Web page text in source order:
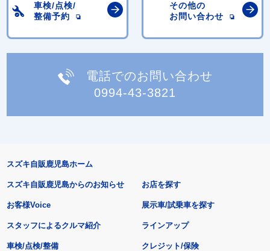
車検/点検/
整備予約
その他の
お問い合わせ
電話でのお問い合わせ
0994-43-3821
スズキ自販鹿児島ホーム
スズキ自販鹿児島からのお知らせ
お客様Voice
スタッフによるクルマ紹介
お店を探す
展示車/試乗車を探す
ラインアップ
車検/点検/整備 クレジット/保険